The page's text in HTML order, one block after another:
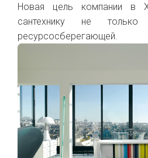
Новая цель компании в
сантехнику не
ресурсосберегающей.